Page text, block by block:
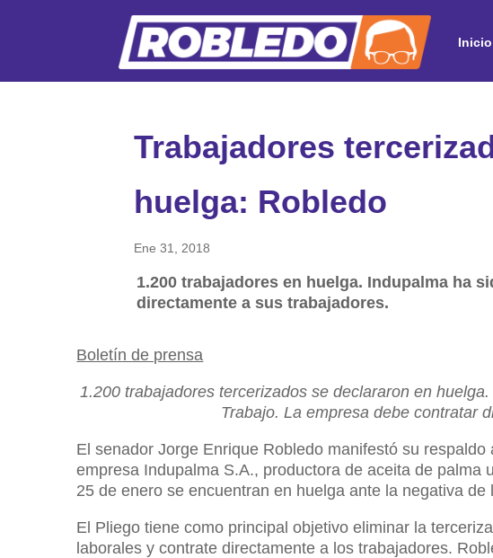
Inicio
Trabajadores
huelga: Robledo
Ene 31, 2018
1.200 trabajadores en huelga. Indupalma ha
directamente a sus trabajadores.
Boletín de prensa
1.200 trabajadores tercerizados se declararon en
Trabajo. La empresa debe contratar
El senador Jorge Enrique Robledo manifestó su
empresa Indupalma S.A., productora de aceita de palma
25 de enero se encuentran en huelga ante la negativa
El Pliego tiene como principal objetivo eliminar la
laborales y contrate directamente a los trabajadores.